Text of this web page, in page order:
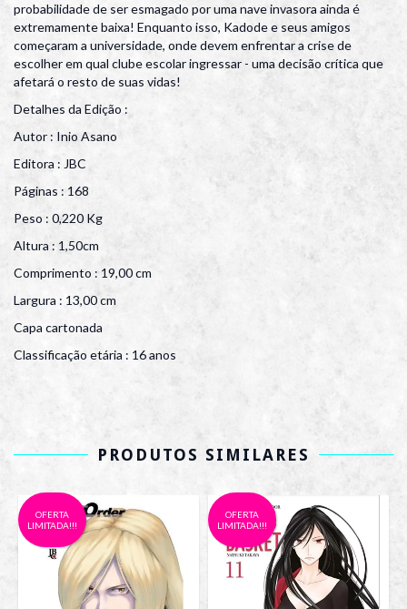
probabilidade de ser esmagado por uma nave invasora ainda é
extremamente baixa! Enquanto isso, Kadode e seus amigos
começaram a universidade, onde devem enfrentar a crise de
escolher em qual clube escolar ingressar - uma decisão crítica que
afetará o resto de suas vidas!
Detalhes da Edição :
Autor : Inio Asano
Editora : JBC
Páginas : 168
Peso : 0,220 Kg
Altura : 1,50cm
Comprimento : 19,00 cm
Largura : 13,00 cm
Capa cartonada
Classificação etária : 16 anos
PRODUTOS SIMILARES
OFERTA
LIMITADA!!!
OFERTA
LIMITADA!!!